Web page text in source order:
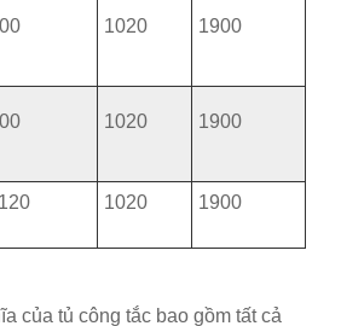
1020 1900
1020 1900
1020 1900
của tủ công tắc bao gồm tất cả